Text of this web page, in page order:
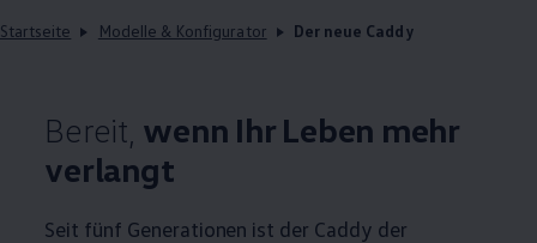
Startseite Modelle & Konfigurator Der neue Caddy
Bereit, wenn Ihr Leben mehr
verlangt
Seit fünf Generationen ist der Caddy der